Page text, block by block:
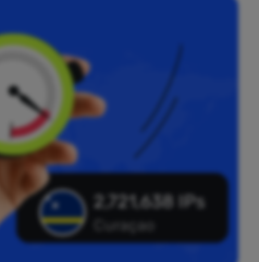
2,721,638 IPs
Curaçao